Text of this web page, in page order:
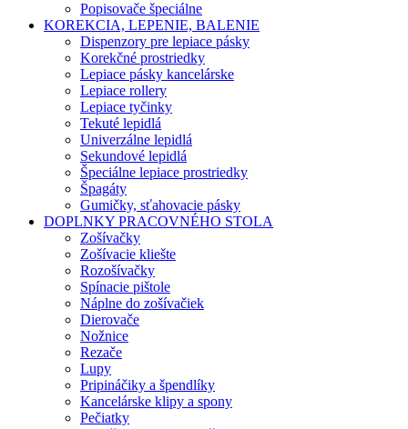
Popisovače špeciálne
KOREKCIA, LEPENIE, BALENIE
Dispenzory pre lepiace pásky
Korekčné prostriedky
Lepiace pásky kancelárske
Lepiace rollery
Lepiace tyčinky
Tekuté lepidlá
Univerzálne lepidlá
Sekundové lepidlá
Špeciálne lepiace prostriedky
Špagáty
Gumičky, sťahovacie pásky
DOPLNKY PRACOVNÉHO STOLA
Zošívačky
Zošívacie kliešte
Rozošívačky
Spínacie pištole
Náplne do zošívačiek
Dierovače
Nožnice
Rezače
Lupy
Pripináčiky a špendlíky
Kancelárske klipy a spony
Pečiatky